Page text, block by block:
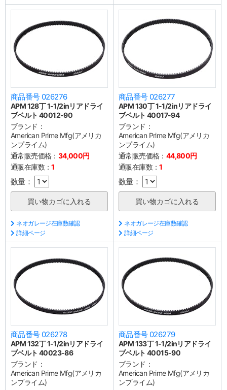
商品番号 026276
APM 128丁 1-1/2inリアドライ
ブベルト 40012-90
ブランド：
American Prime Mfg(アメリカ
ンプライム)
通常販売価格： 34,000円
通販在庫数：1
数量：
ネオガレージ在庫数確認
詳細ページ
商品番号 026277
APM 130丁 1-1/2inリアドライ
ブベルト 40017-94
ブランド：
American Prime Mfg(アメリカ
ンプライム)
通常販売価格： 44,800円
通販在庫数：1
数量：
ネオガレージ在庫数確認
詳細ページ
商品番号 026278
APM 132丁 1-1/2inリアドライ
ブベルト 40023-86
ブランド：
American Prime Mfg(アメリカ
ンプライム)
商品番号 026279
APM 133丁 1-1/2inリアドライ
ブベルト 40015-90
ブランド：
American Prime Mfg(アメリカ
ンプライム)